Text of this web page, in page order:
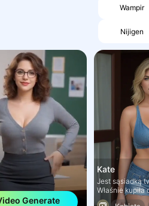
Wampir
Nijigen
Generate
Kate
Jest sąsiadką
Właśnie kupiła
Potrzebuje